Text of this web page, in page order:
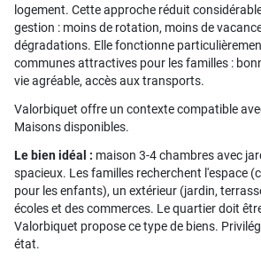
logement. Cette approche réduit
gestion : moins de rotation, moins de
dégradations. Elle fonctionne
communes attractives pour les familles :
vie agréable, accès aux transports.
Valorbiquet offre un contexte compatible
Maisons disponibles.
Le bien idéal : maison 3-4 chambres avec
spacieux. Les familles recherchent l'espace
pour les enfants), un extérieur (jardin,
écoles et des commerces. Le quartier doit
Valorbiquet propose ce type de biens.
état.